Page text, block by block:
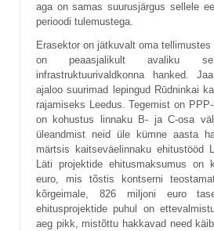
aga on samas suurusjärgus sellele
perioodi tulemustega.
Erasektor on jätkuvalt oma
on peaasjalikult avaliku
infrastruktuurivaldkonna hanked.
ajaloo suurimad lepingud Rūdninkai
rajamiseks Leedus. Tegemist on
on kohustus linnaku B- ja C-osa
üleandmist neid üle kümne aasta
märtsis kaitseväelinnaku ehitustööd
Läti projektide ehitusmaksumus on
euro, mis tõstis kontserni
kõrgeimale, 826 miljoni euro
ehitusprojektide puhul on
aeg pikk, mistõttu hakkavad need